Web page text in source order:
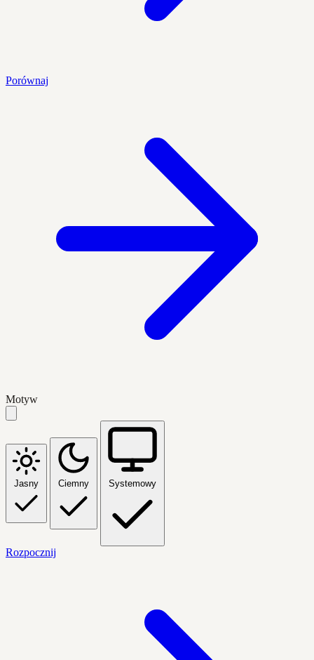
Porównaj
Motyw
Jasny Ciemny Systemowy
Rozpocznij